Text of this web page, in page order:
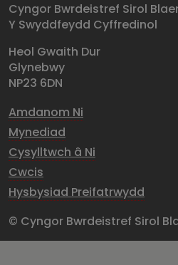
Cyngor Bwrdeistref Sirol
Y Swyddfeydd Cyffredinol
Heol Gwaith Dur
Glynebwy
NP23 6DN
Amdanom Ni
Mynediad
Cysylltwch â Ni
Cwcis
Hysbysiad Preifatrwydd
© Cyngor Bwrdeistref Sirol